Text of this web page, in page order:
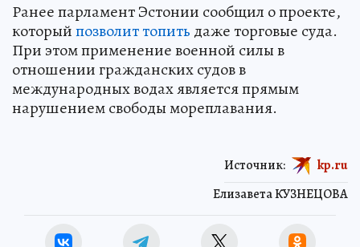
Ранее парламент Эстонии сообщил о проекте,
которыйпозволит топить даже торговые суда.
При этом применение военной силы в
отношении гражданских судов в
международных водах является прямым
нарушением свободы мореплавания.
Елизавета КУЗНЕЦОВА
Источник: kp.ru